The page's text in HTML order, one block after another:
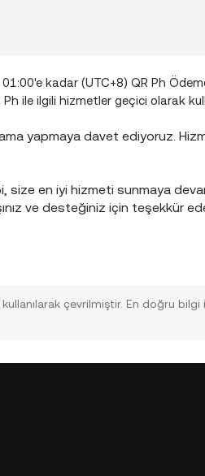
kadar (UTC+8) QR Ph
ile ilgili hizmetler geçici olarak
yapmaya davet ediyoruz.
size en iyi hizmeti sunmaya
ve desteğiniz için teşekkür
çevrilmiştir. En doğru